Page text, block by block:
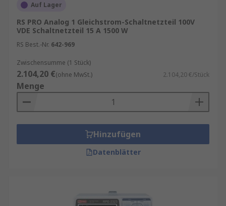
Auf Lager
RS PRO Analog 1 Gleichstrom-Schaltnetzteil 100V
VDE Schaltnetzteil 15 A 1500 W
RS Best.-Nr. 642-969
Zwischensumme (1 Stück)
2.104,20 €(ohne MwSt.) 2.104,20 €/Stück
Menge
Hinzufügen
Datenblätter